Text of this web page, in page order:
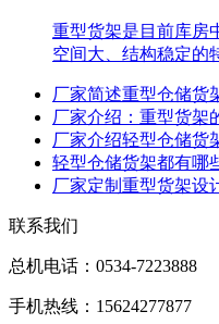
重型货架是目前库房
空间大、结构稳定的
厂家简述重型仓储货
厂家介绍：重型货架
厂家介绍轻型仓储货
轻型仓储货架都有哪
厂家定制重型货架设
联系我们
总机电话：0534-7223888
手机热线：15624277877